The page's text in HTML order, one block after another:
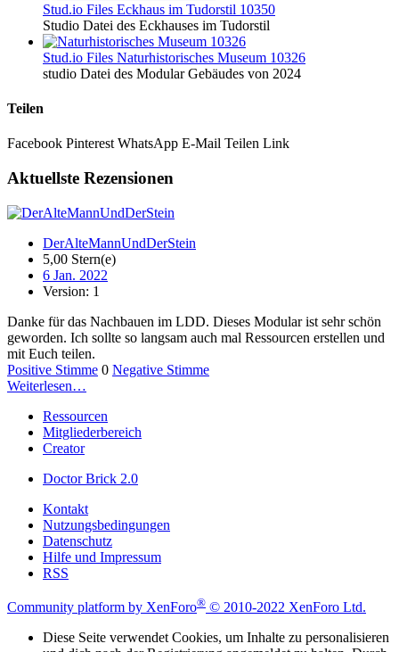
Stud.io Files Eckhaus im Tudorstil 10350
Studio Datei des Eckhauses im Tudorstil
Stud.io Files Naturhistorisches Museum 10326
studio Datei des Modular Gebäudes von 2024
Teilen
Facebook Pinterest WhatsApp E-Mail Teilen Link
Aktuellste Rezensionen
DerAlteMannUndDerStein
5,00 Stern(e)
6 Jan. 2022
Version: 1
Danke für das Nachbauen im LDD. Dieses Modular ist sehr schön
geworden. Ich sollte so langsam auch mal Ressourcen erstellen und
mit Euch teilen.
Positive Stimme 0 Negative Stimme
Weiterlesen…
Ressourcen
Mitgliederbereich
Creator
Doctor Brick 2.0
Kontakt
Nutzungsbedingungen
Datenschutz
Hilfe und Impressum
RSS
Community platform by XenForo® © 2010-2022 XenForo Ltd.
Diese Seite verwendet Cookies, um Inhalte zu personalisieren